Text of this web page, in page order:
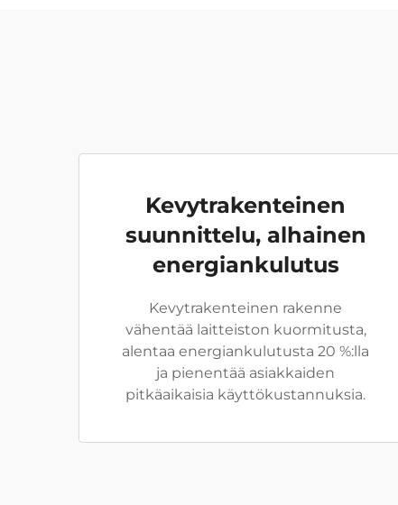
Kevytrakenteinen
suunnittelu, alhainen
energiankulutus
Kevytrakenteinen rakenne
vähentää laitteiston kuormitusta,
alentaa energiankulutusta 20 %:lla
ja pienentää asiakkaiden
pitkäaikaisia käyttökustannuksia.